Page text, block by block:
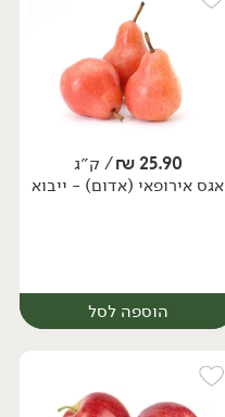
מארז
25.90
₪/ ק״ג
אגס אירופאי (אדום) - ייבוא
הוספה לסל